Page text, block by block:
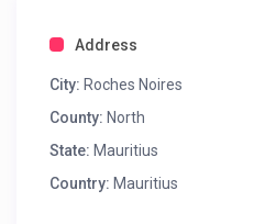
Address
City: Roches Noires
County: North
State: Mauritius
Country: Mauritius